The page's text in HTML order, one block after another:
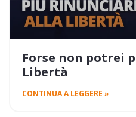
Forse non potrei
Libertà
CONTINUA A LEGGERE »